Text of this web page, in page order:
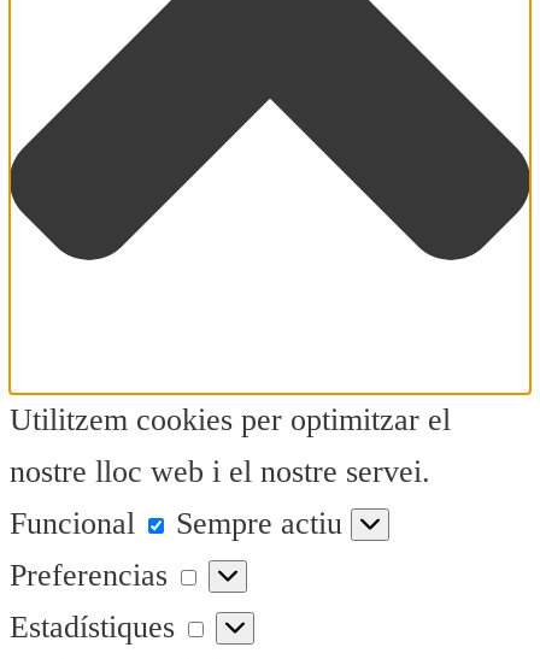
Utilitzem cookies per optimitzar el
nostre lloc web i el nostre servei.
Funcional
Funcional
Sempre actiu
Preferencias
Preferencias
Estadístiques
Estadístiques